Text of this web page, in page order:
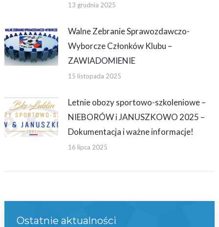
13 grudnia 2025
Walne Zebranie Sprawozdawczo-
Wyborcze Członków Klubu –
ZAWIADOMIENIE
15 listopada 2025
Letnie obozy sportowo-szkoleniowe –
NIEBORÓW i JANUSZKOWO 2025 –
Dokumentacja i ważne informacje!
16 lipca 2025
Ostatnie aktualności